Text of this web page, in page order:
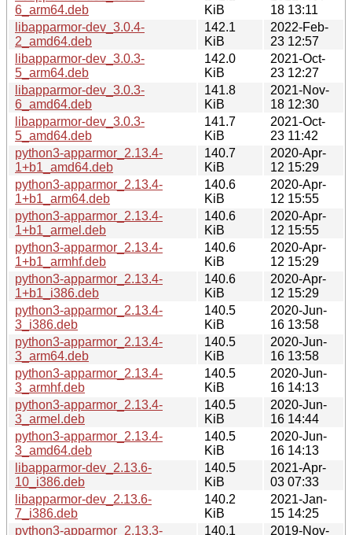
6_arm64.deb
KiB
18 13:11
libapparmor-dev_3.0.4-
2_amd64.deb
142.1
KiB
2022-Feb-
23 12:57
libapparmor-dev_3.0.3-
5_arm64.deb
142.0
KiB
2021-Oct-
23 12:27
libapparmor-dev_3.0.3-
6_amd64.deb
141.8
KiB
2021-Nov-
18 12:30
libapparmor-dev_3.0.3-
5_amd64.deb
141.7
KiB
2021-Oct-
23 11:42
python3-apparmor_2.13.4-
1+b1_amd64.deb
140.7
KiB
2020-Apr-
12 15:29
python3-apparmor_2.13.4-
1+b1_arm64.deb
140.6
KiB
2020-Apr-
12 15:55
python3-apparmor_2.13.4-
1+b1_armel.deb
140.6
KiB
2020-Apr-
12 15:55
python3-apparmor_2.13.4-
1+b1_armhf.deb
140.6
KiB
2020-Apr-
12 15:29
python3-apparmor_2.13.4-
1+b1_i386.deb
140.6
KiB
2020-Apr-
12 15:29
python3-apparmor_2.13.4-
3_i386.deb
140.5
KiB
2020-Jun-
16 13:58
python3-apparmor_2.13.4-
3_arm64.deb
140.5
KiB
2020-Jun-
16 13:58
python3-apparmor_2.13.4-
3_armhf.deb
140.5
KiB
2020-Jun-
16 14:13
python3-apparmor_2.13.4-
3_armel.deb
140.5
KiB
2020-Jun-
16 14:44
python3-apparmor_2.13.4-
3_amd64.deb
140.5
KiB
2020-Jun-
16 14:13
libapparmor-dev_2.13.6-
10_i386.deb
140.5
KiB
2021-Apr-
03 07:33
libapparmor-dev_2.13.6-
7_i386.deb
140.2
KiB
2021-Jan-
15 14:25
python3-apparmor_2.13.3-
140.1
2019-Nov-